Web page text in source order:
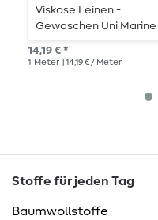
Viskose Leinen -
Gewaschen Uni Marine
14,19 € *
1 Meter | 14,19 € / Meter
Stoffe für jeden Tag
Baumwollstoffe